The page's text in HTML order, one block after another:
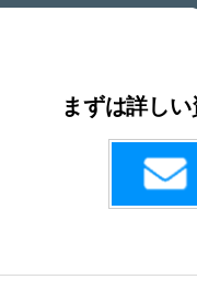
まずは詳しい